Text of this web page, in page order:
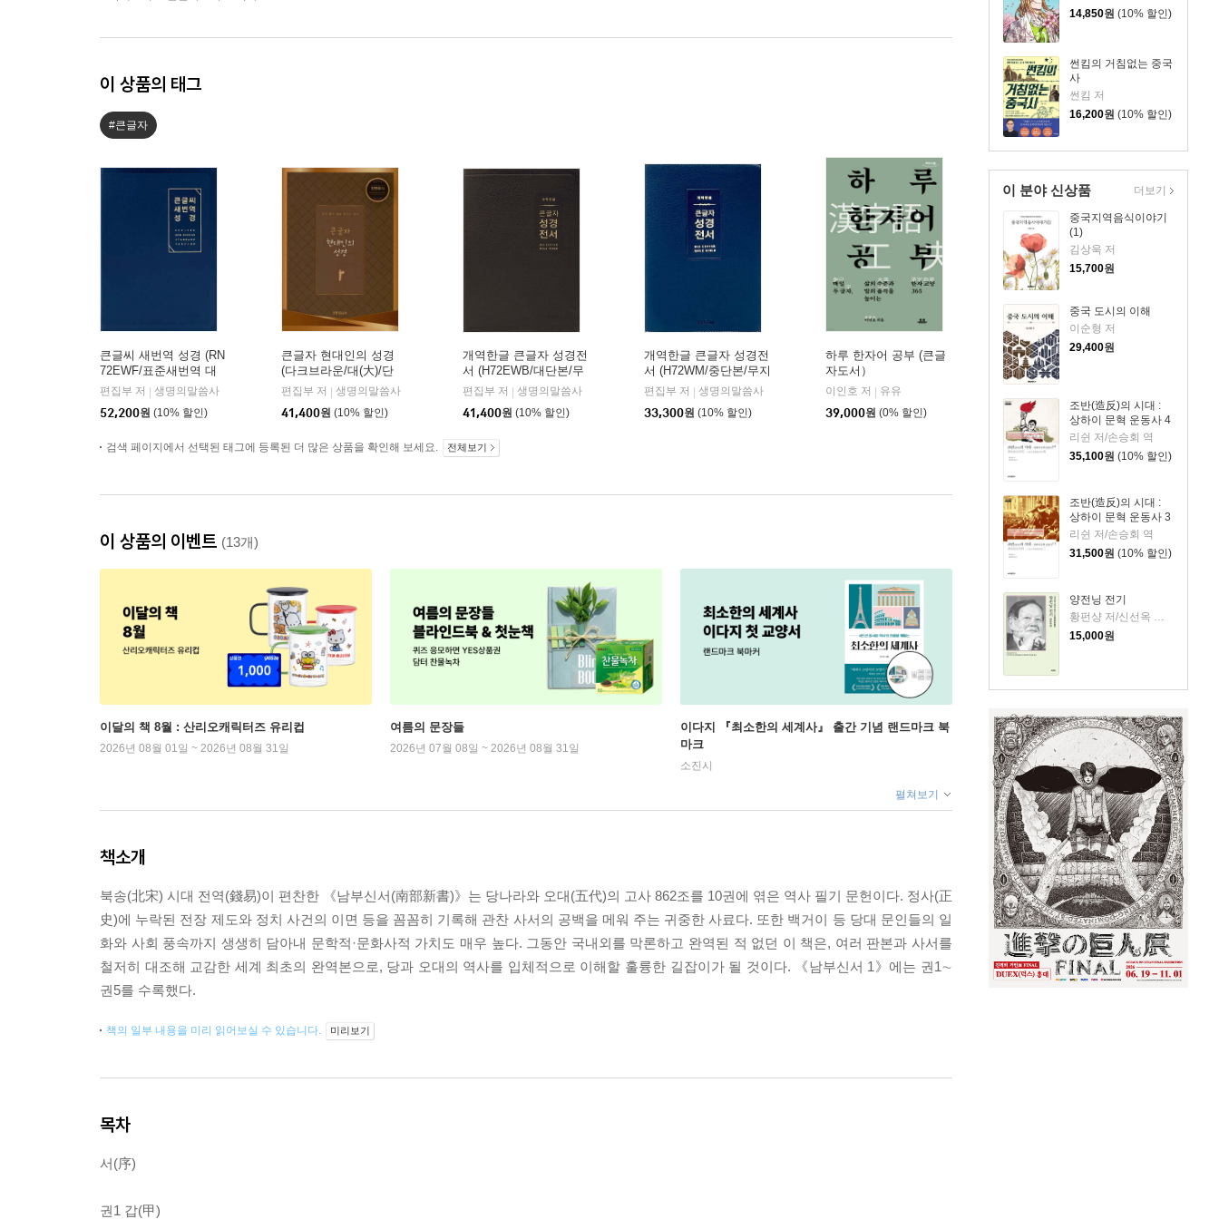
14,850원 (10% 할인)
썬킴의 거침없는 중국
사
썬킴 저
16,200원 (10% 할인)
이 분야 신상품
중국지역음식이야기
(1)
김상욱 저
15,700원
중국 도시의 이해
이순형 저
29,400원
조반(造反)의 시대 :
상하이 문혁 운동사 4
리쉰 저/손승회 역
35,100원 (10% 할인)
조반(造反)의 시대 :
상하이 문혁 운동사 3
리쉰 저/손승회 역
31,500원 (10% 할인)
양전닝 전기
황펀샹 저/신선옥 등역
15,000원
더보기
이 상품의 태그
#큰글자
큰글씨 새번역 성경 (RN
72EWF/표준새번역 대
단본/무지퍼/PU/반달 색
인/주석 없음/뉴다크네
이비)
편집부 저
생명의말씀사
52,200원 (10% 할인)
큰글자 현대인의 성경
(다크브라운/대(大)/단
본/색인/천연우피)
편집부 저
생명의말씀사
41,400원 (10% 할인)
개역한글 큰글자 성경전
서 (H72EWB/대단본/무
지퍼/PU/반달 색인/해설
없음/각주 없음/다크브
라운)
편집부 저
생명의말씀사
41,400원 (10% 할인)
개역한글 큰글자 성경전
서 (H72WM/중단본/무지
퍼/PU/반달 색인/해설
없음/각주 없음/다크네
이비)
편집부 저
생명의말씀사
33,300원 (10% 할인)
하루 한자어 공부 (큰글
자도서）
이인호 저
유유
39,000원 (0% 할인)
검색 페이지에서 선택된 태그에 등록된 더 많은 상품을 확인해 보세요. 전체보기
이 상품의 이벤트 (13개)
이달의 책 8월 : 산리오캐릭터즈 유리컵
2026년 08월 01일 ~ 2026년 08월 31일
여름의 문장들
2026년 07월 08일 ~ 2026년 08월 31일
이다지 『최소한의 세계사』 출간 기념 랜드마크 북
마크
소진시
펼쳐보기
책소개
북송(北宋) 시대 전역(錢易)이 편찬한 《남부신서(南部新書)》는 당나라와 오대(五代)의 고사 862조를 10권에 엮은 역사 필기 문헌이다. 정사(正
史)에 누락된 전장 제도와 정치 사건의 이면 등을 꼼꼼히 기록해 관찬 사서의 공백을 메워 주는 귀중한 사료다. 또한 백거이 등 당대 문인들의 일
화와 사회 풍속까지 생생히 담아내 문학적·문화사적 가치도 매우 높다. 그동안 국내외를 막론하고 완역된 적 없던 이 책은, 여러 판본과 사서를
철저히 대조해 교감한 세계 최초의 완역본으로, 당과 오대의 역사를 입체적으로 이해할 훌륭한 길잡이가 될 것이다. 《남부신서 1》에는 권1∼
권5를 수록했다.
책의 일부 내용을 미리 읽어보실 수 있습니다. 미리보기
목차
서(序)
권1 갑(甲)